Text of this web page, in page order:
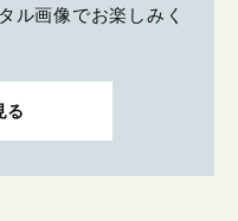
ル画像でお楽しみく
る